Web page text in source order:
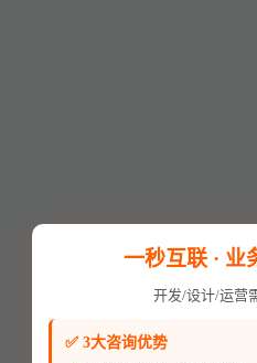
一秒互联 · 业
开发/设计/运营
✅ 3大咨询优势